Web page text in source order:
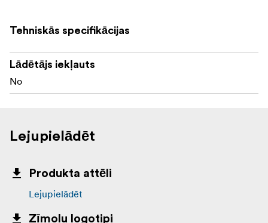
11.52Wh per battery for extended usage.
Compatible with PMI Machines
Tehniskās specifikācijas
Lādētājs iekļauts
No
Lejupielādēt
Produkta attēli
Lejupielādēt
Zīmolu logotipi